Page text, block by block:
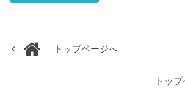
トップページへ
トッ